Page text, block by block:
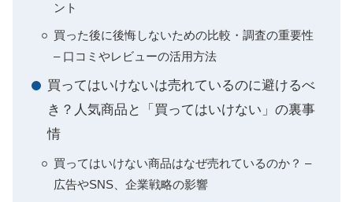
ント
買った後に後悔しないための比較・調査の重要性
– 口コミやレビューの活用方法
買ってはいけないは売れているのに避けるべ
き？人気商品と「買ってはいけない」の裏事
情
買ってはいけない商品はなぜ売れているのか？ –
広告やSNS、企業戦略の影響